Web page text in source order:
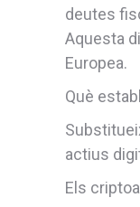
deutes
Aquesta
Europea.
Què
actius
Els